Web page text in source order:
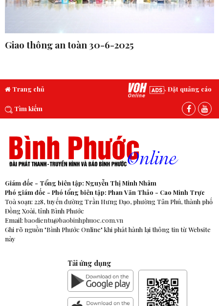
Giao thông an toàn 30-6-2025
Trang chủ Đặt quảng cáo
Tìm kiếm
Giám đốc - Tổng biên tập: Nguyễn Thị Minh Nhâm
Phó giám đốc - Phó tổng biên tập: Phan Văn Thảo - Cao Minh Trực
Toà soạn: 228, tuyến đường Trần Hưng Đạo, phường Tân Phú, thành phố
Đồng Xoài, tỉnh Bình Phước
Email: baodientu@baobinhphuoc.com.vn
Ghi rõ nguồn "Bình Phước Online" khi phát hành lại thông tin từ Website
này
Tải ứng dụng